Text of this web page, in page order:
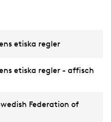
etiska regler
etiska regler - affisch
Federation of